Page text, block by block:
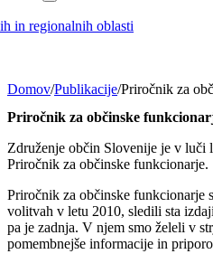
in regionalnih oblasti
Domov/Publikacije/Priročnik za
Priročnik za občinske
Združenje občin Slovenije je v
Priročnik za občinske funkcionarje.
Priročnik za občinske funkcionarje
volitvah v letu 2010, sledili sta
pa je zadnja. V njem smo želeli v
pomembnejše informacije in